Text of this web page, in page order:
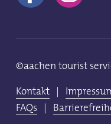
©aachen tourist
Kontakt |
FAQs|